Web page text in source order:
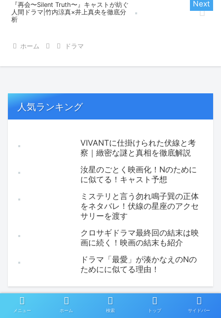
『再会〜Silent Truth〜』キャストが紡ぐ
人間ドラマ|竹内涼真×井上真央を徹底分
析
ホーム ドラマ
人気ランキング
VIVANTに仕掛けられた伏線と考
察｜緻密な謎と真相を徹底解説
汝星のごとく映画化！Nのために
に似てる！キャスト予想
ミステリと言う勿れ鳴子巽の正体
をネタバレ！伏線の星座のアクセ
サリーを渡す
クロサギドラマ最終回の結末は映
画に続く！映画の結末も紹介
ドラマ「最愛」が湊かなえのNの
ためにに似てる理由！
新着記事
メニュー ホーム 検索 トップ サイドバー